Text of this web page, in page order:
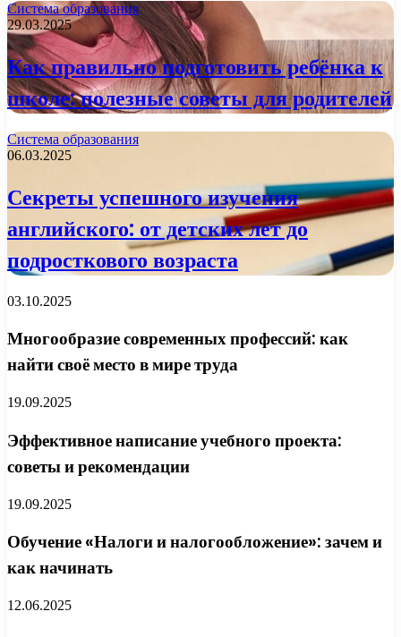
Система образования
29.03.2025
Как правильно подготовить ребёнка к
школе: полезные советы для родителей
Система образования
06.03.2025
Секреты успешного изучения
английского: от детских лет до
подросткового возраста
03.10.2025
Многообразие современных профессий: как
найти своё место в мире труда
19.09.2025
Эффективное написание учебного проекта:
советы и рекомендации
19.09.2025
Обучение «Налоги и налогообложение»: зачем и
как начинать
12.06.2025